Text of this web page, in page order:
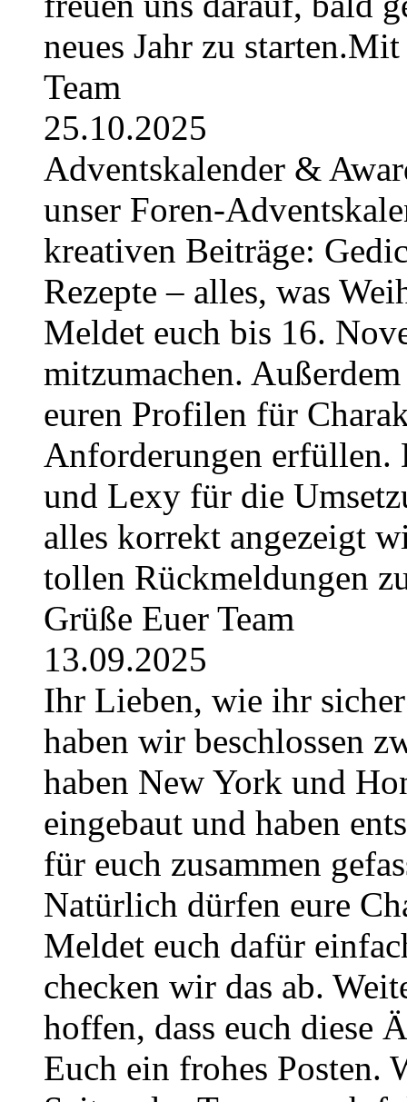
neues Jahr zu
Team
25.10.2025
Adventskalender &
unser Foren-
kreativen Beiträge:
Rezepte – alles, was
Meldet euch bis 16.
mitzumachen.
euren Profilen für
Anforderungen erfüllen.
und Lexy für die
alles korrekt angezeigt
tollen Rückmeldungen
Grüße Euer Team
13.09.2025
Ihr Lieben, wie ihr
haben wir beschlossen
haben New York und
eingebaut und haben
für euch zusammen
Natürlich dürfen eure
Meldet euch dafür
checken wir das ab.
hoffen, dass euch diese
Euch ein frohes Posten.